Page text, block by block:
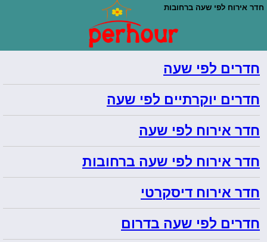
חדר אירוח לפי שעה ברחובות
חדרים לפי שעה
חדרים יוקרתיים לפי שעה
חדר אירוח לפי שעה
חדר אירוח לפי שעה ברחובות
חדר אירוח דיסקרטי
חדרים לפי שעה בדרום